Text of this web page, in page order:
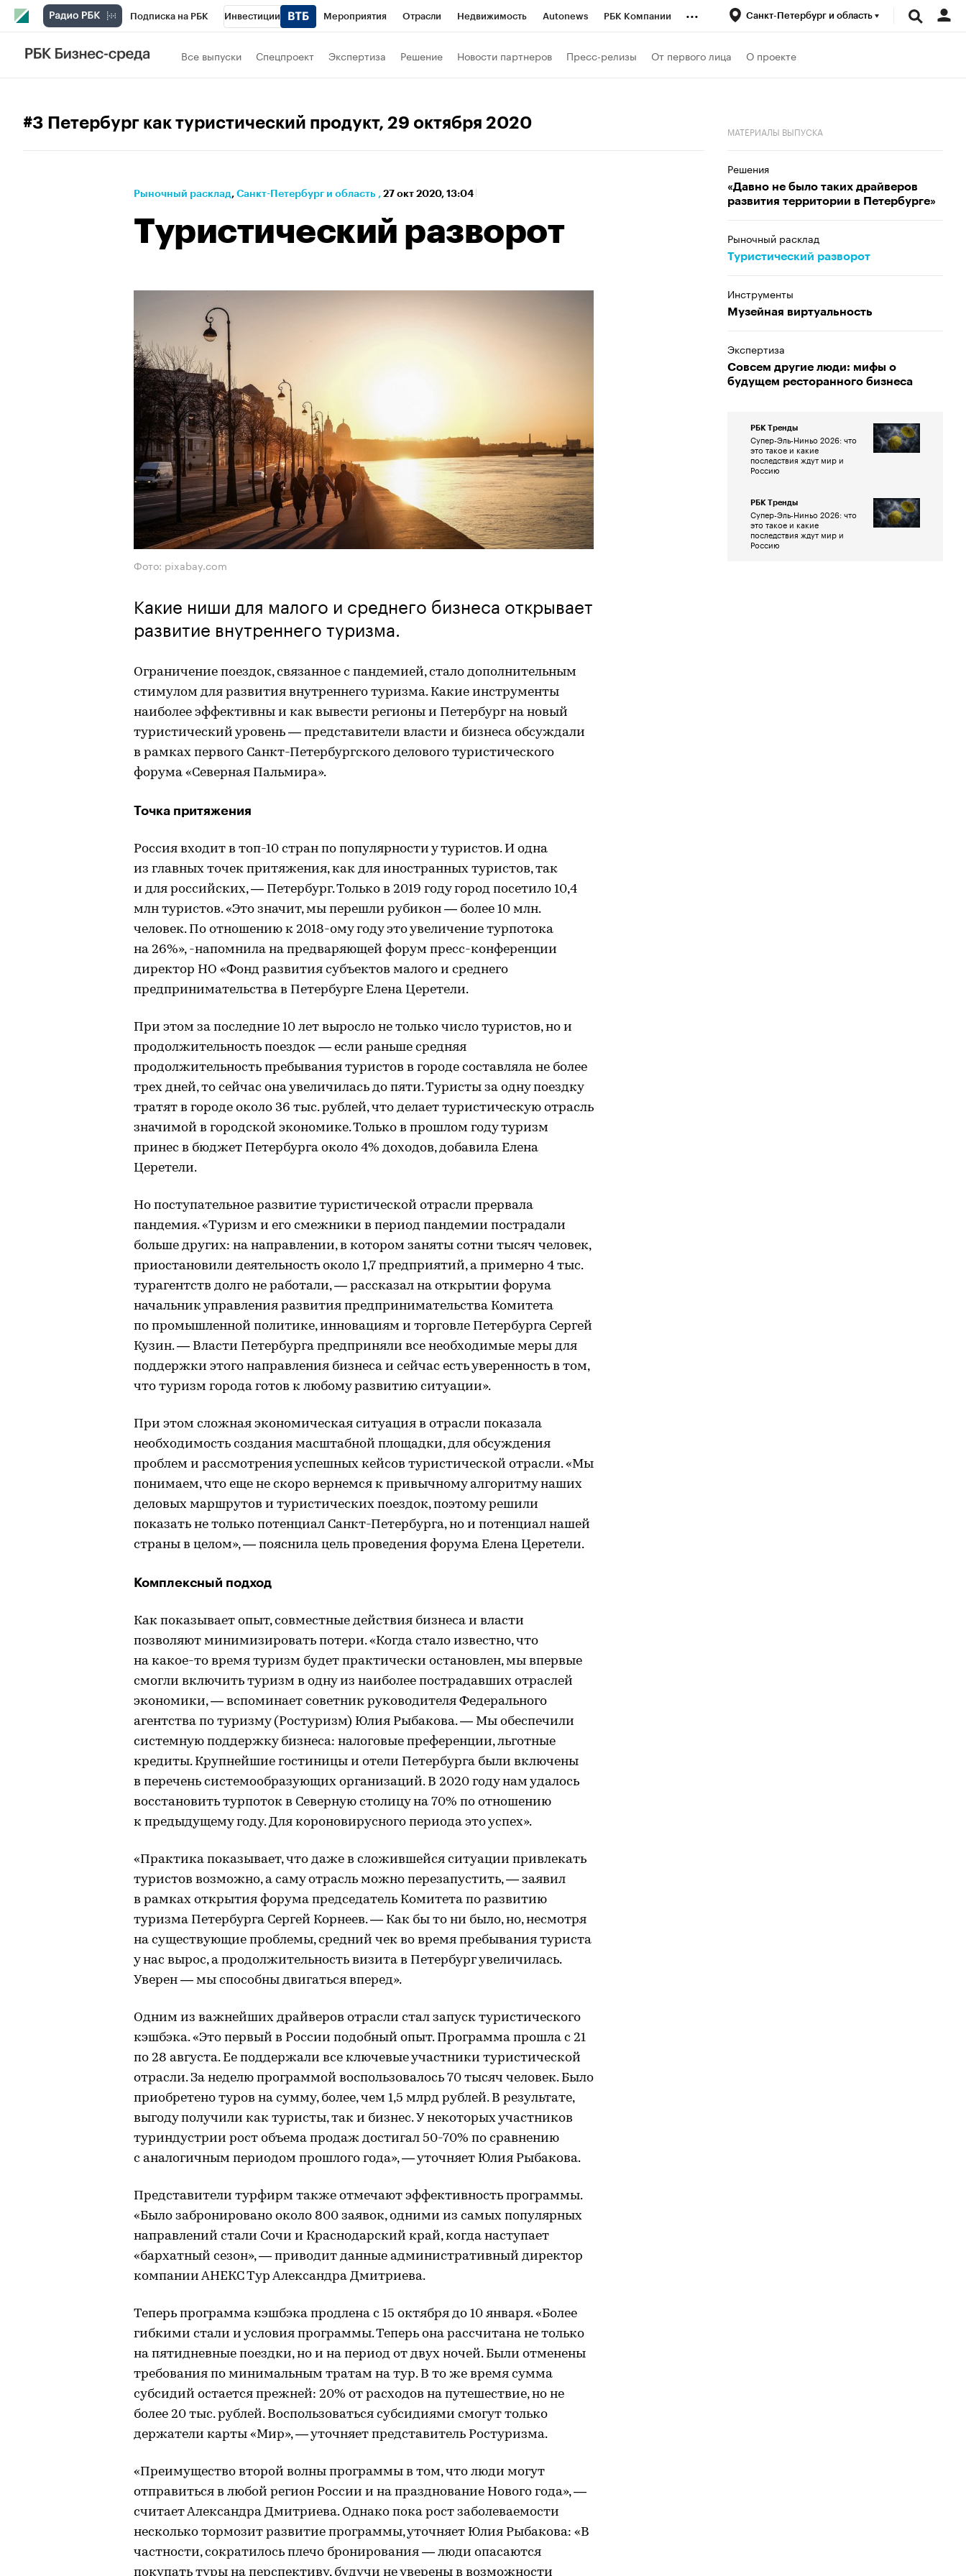
Подписка на РБК Инвестиции Мероприятия Отрасли Недвижимость Autonews РБК Компании
Телеканал
Кредитные рейтинги Спецпроекты СПб
... Санкт-Петербург и область
Все выпуски Спецпроект Экспертиза Решение Новости партнеров Пресс-релизы От первого лица О проекте
#3 Петербург как туристический продукт, 29 октября 2020
Рыночный расклад⁠, Санкт-Петербург и область , 27 окт 2020, 13:04
Туристический разворот
Фото: pixabay.com
Какие ниши для малого и среднего бизнеса открывает
развитие внутреннего туризма.
Ограничение поездок, связанное с пандемией, стало дополнительным
стимулом для развития внутреннего туризма. Какие инструменты
наиболее эффективны и как вывести регионы и Петербург на новый
туристический уровень — представители власти и бизнеса обсуждали
в рамках первого Санкт-Петербургского делового туристического
форума «Северная Пальмира».
Точка притяжения
Россия входит в топ-10 стран по популярности у туристов. И одна
из главных точек притяжения, как для иностранных туристов, так
и для российских, — Петербург. Только в 2019 году город посетило 10,4
млн туристов. «Это значит, мы перешли рубикон — более 10 млн.
человек. По отношению к 2018-ому году это увеличение турпотока
на 26%», -напомнила на предваряющей форум пресс-конференции
директор НО «Фонд развития субъектов малого и среднего
предпринимательства в Петербурге Елена Церетели.
При этом за последние 10 лет выросло не только число туристов, но и
продолжительность поездок — если раньше средняя
продолжительность пребывания туристов в городе составляла не более
трех дней, то сейчас она увеличилась до пяти. Туристы за одну поездку
тратят в городе около 36 тыс. рублей, что делает туристическую отрасль
значимой в городской экономике. Только в прошлом году туризм
принес в бюджет Петербурга около 4% доходов, добавила Елена
Церетели.
Но поступательное развитие туристической отрасли прервала
пандемия. «Туризм и его смежники в период пандемии пострадали
больше других: на направлении, в котором заняты сотни тысяч человек,
приостановили деятельность около 1,7 предприятий, а примерно 4 тыс.
турагентств долго не работали, — рассказал на открытии форума
начальник управления развития предпринимательства Комитета
по промышленной политике, инновациям и торговле Петербурга Сергей
Кузин. — Власти Петербурга предприняли все необходимые меры для
поддержки этого направления бизнеса и сейчас есть уверенность в том,
что туризм города готов к любому развитию ситуации».
При этом сложная экономическая ситуация в отрасли показала
необходимость создания масштабной площадки, для обсуждения
проблем и рассмотрения успешных кейсов туристической отрасли. «Мы
понимаем, что еще не скоро вернемся к привычному алгоритму наших
деловых маршрутов и туристических поездок, поэтому решили
показать не только потенциал Санкт-Петербурга, но и потенциал нашей
страны в целом», — пояснила цель проведения форума Елена Церетели.
Комплексный подход
Как показывает опыт, совместные действия бизнеса и власти
позволяют минимизировать потери. «Когда стало известно, что
на какое-то время туризм будет практически остановлен, мы впервые
смогли включить туризм в одну из наиболее пострадавших отраслей
экономики, — вспоминает советник руководителя Федерального
агентства по туризму (Ростуризм) Юлия Рыбакова. — Мы обеспечили
системную поддержку бизнеса: налоговые преференции, льготные
кредиты. Крупнейшие гостиницы и отели Петербурга были включены
в перечень системообразующих организаций. В 2020 году нам удалось
восстановить турпоток в Северную столицу на 70% по отношению
к предыдущему году. Для короновирусного периода это успех».
«Практика показывает, что даже в сложившейся ситуации привлекать
туристов возможно, а саму отрасль можно перезапустить, — заявил
в рамках открытия форума председатель Комитета по развитию
туризма Петербурга Сергей Корнеев. — Как бы то ни было, но, несмотря
на существующие проблемы, средний чек во время пребывания туриста
у нас вырос, а продолжительность визита в Петербург увеличилась.
Уверен — мы способны двигаться вперед».
Одним из важнейших драйверов отрасли стал запуск туристического
кэшбэка. «Это первый в России подобный опыт. Программа прошла с 21
по 28 августа. Ее поддержали все ключевые участники туристической
отрасли. За неделю программой воспользовалось 70 тысяч человек. Было
приобретено туров на сумму, более, чем 1,5 млрд рублей. В результате,
выгоду получили как туристы, так и бизнес. У некоторых участников
туриндустрии рост объема продаж достигал 50-70% по сравнению
с аналогичным периодом прошлого года», — уточняет Юлия Рыбакова.
Представители турфирм также отмечают эффективность программы.
«Было забронировано около 800 заявок, одними из самых популярных
направлений стали Сочи и Краснодарский край, когда наступает
«бархатный сезон», — приводит данные административный директор
компании АНЕКС Тур Александра Дмитриева.
Теперь программа кэшбэка продлена с 15 октября до 10 января. «Более
гибкими стали и условия программы. Теперь она рассчитана не только
на пятидневные поездки, но и на период от двух ночей. Были отменены
требования по минимальным тратам на тур. В то же время сумма
субсидий остается прежней: 20% от расходов на путешествие, но не
более 20 тыс. рублей. Воспользоваться субсидиями смогут только
держатели карты «Мир», — уточняет представитель Ростуризма.
«Преимущество второй волны программы в том, что люди могут
отправиться в любой регион России и на празднование Нового года», —
считает Александра Дмитриева. Однако пока рост заболеваемости
несколько тормозит развитие программы, уточняет Юлия Рыбакова: «В
частности, сократилось плечо бронирования — люди опасаются
покупать туры на перспективу, будучи не уверены в возможности
МАТЕРИАЛЫ ВЫПУСКА
Решения
«Давно не было таких драйверов
развития территории в Петербурге»
Рыночный расклад
Туристический разворот
Инструменты
Музейная виртуальность
Экспертиза
Совсем другие люди: мифы о
будущем ресторанного бизнеса
РБК Тренды
Супер-Эль-Ниньо 2026: что
это такое и какие
последствия ждут мир и
Россию
РБК Тренды
Супер-Эль-Ниньо 2026: что
это такое и какие
последствия ждут мир и
Россию